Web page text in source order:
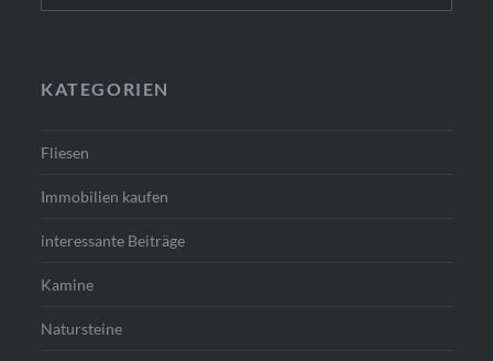
KATEGORIEN
Fliesen
Immobilien kaufen
interessante Beiträge
Kamine
Natursteine